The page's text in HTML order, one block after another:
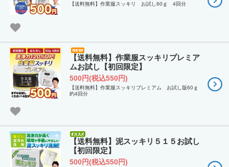
【送料無料】作業服スッキリ お試し60ｇ 4回分
【送料無料】作業服スッキリプレミア
ムお試し【初回限定】
500円(税込550円)
【送料無料】作業服スッキリプレミアム お試し版60ｇ
約4回分
【送料無料】泥スッキリ５１５お試し
【初回限定】
500円(税込550円)